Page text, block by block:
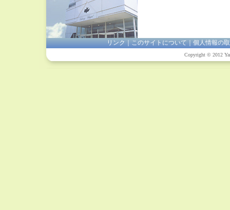
リンク｜このサイトについて｜個人情報の
Copyright © 2012